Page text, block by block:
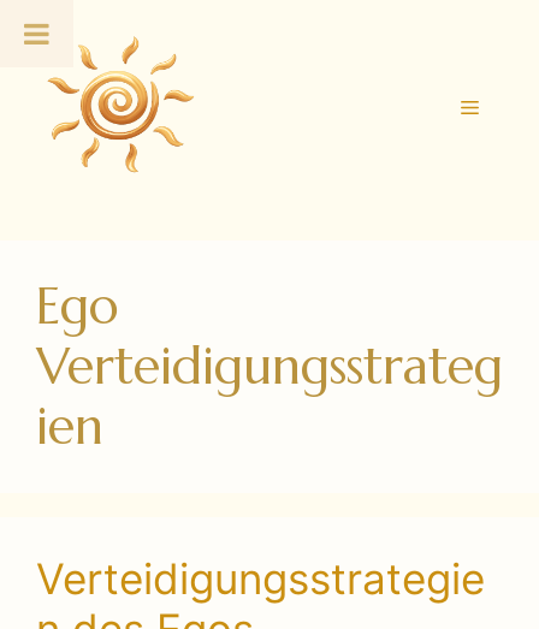
Inhalt
springen
Menü
Ego
Verteidigungsstrateg
ien
Verteidigungsstrategie